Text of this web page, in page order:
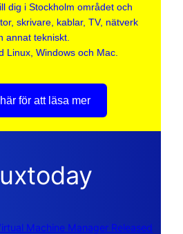
dig i Stockholm området och
skrivare, kablar, TV, nätverk
annat tekniskt.
Linux, Windows och Mac.
för att läsa mer
Machine Manager Released